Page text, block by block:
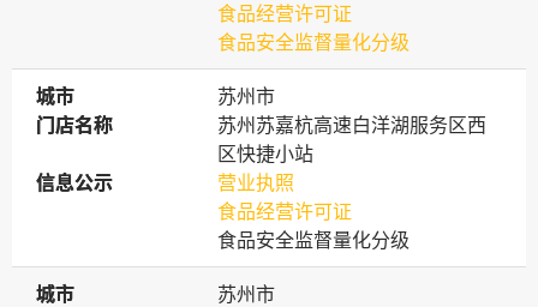
食品经营许可证
食品安全监督量化分级
城市
城市
苏州市
门店名称
门店名称
苏州苏嘉杭高速白洋湖服务区西
区快捷小站
信息公示
信息公示
营业执照
食品经营许可证
食品安全监督量化分级
城市
城市
苏州市